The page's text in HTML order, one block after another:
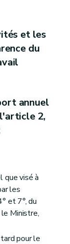
et les
du
annuel
2,
que visé à
les
et 7°, du
Ministre,
pour le